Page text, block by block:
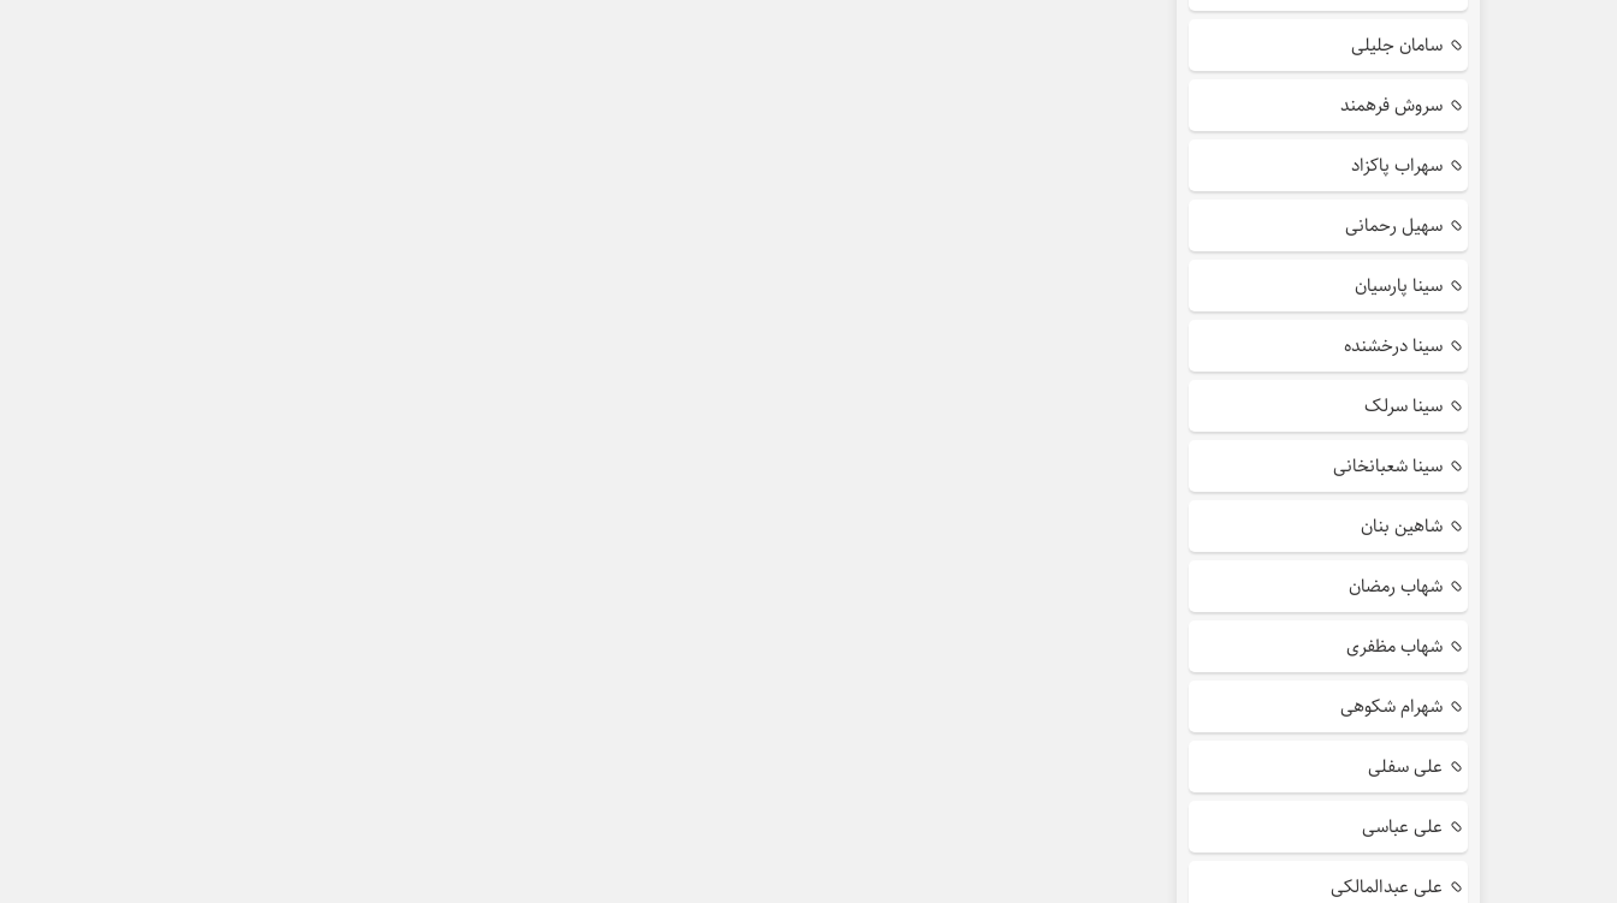
سامان جلیلی
سروش فرهمند
سهراب پاکزاد
سهیل رحمانی
سینا پارسیان
سینا درخشنده
سینا سرلک
سینا شعبانخانی
شاهین بنان
شهاب رمضان
شهاب مظفری
شهرام شکوهی
علی سفلی
علی عباسی
علی عبدالمالکی